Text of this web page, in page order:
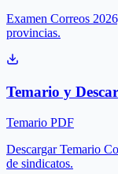
Examen Correos
provincias.
Temario y
Temario PDF
Descargar Temario
de sindicatos.